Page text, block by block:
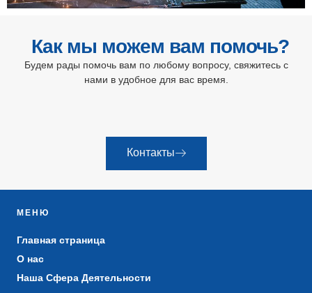
Как мы можем вам помочь?
Будем рады помочь вам по любому вопросу, свяжитесь с
нами в удобное для вас время.
Контакты
МЕНЮ
Главная страница
О нас
Наша Сфера Деятельности